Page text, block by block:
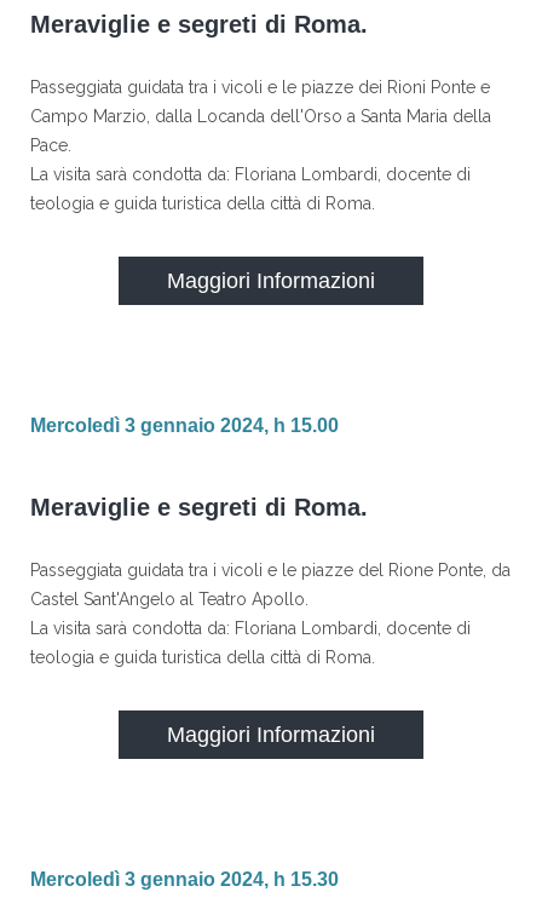
Meraviglie e segreti di Roma.
Passeggiata guidata tra i vicoli e le piazze dei Rioni Ponte e
Campo Marzio, dalla Locanda dell'Orso a Santa Maria della
Pace.
La visita sarà condotta da: Floriana Lombardi, docente di
teologia e guida turistica della città di Roma.
Maggiori Informazioni
Mercoledì 3 gennaio 2024, h 15.00
Meraviglie e segreti di Roma.
Passeggiata guidata tra i vicoli e le piazze del Rione Ponte, da
Castel Sant'Angelo al Teatro Apollo.
La visita sarà condotta da: Floriana Lombardi, docente di
teologia e guida turistica della città di Roma.
Maggiori Informazioni
Mercoledì 3 gennaio 2024, h 15.30